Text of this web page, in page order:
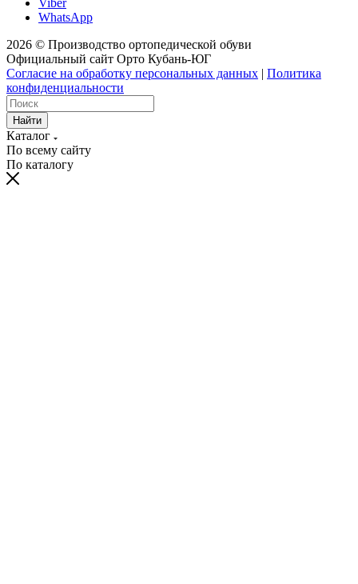
Viber
WhatsApp
2026 © Производство ортопедической обуви
Официальный сайт Орто Кубань-ЮГ
Согласие на обработку персональных данных | Политика
конфиденциальности
Найти
Каталог
По всему сайту
По каталогу